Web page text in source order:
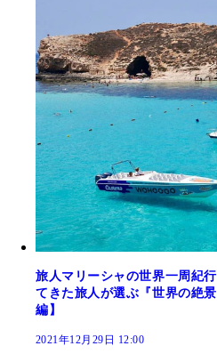
旅人マリーシャの世界一周紀
てきた旅人が選ぶ『世界の絶
編】
2021年12月29日 12:00